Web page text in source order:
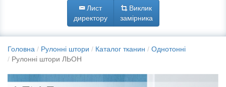
Лист
директору
Виклик
замірника
Головна Рулонні штори Каталог тканин
Однотонні
Рулонні штори ЛЬОН